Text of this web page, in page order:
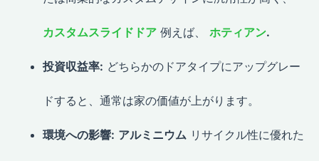
カスタムスライドドア 例えば、 ホティアン.
投資収益率: どちらかのドアタイプにアップグレー
ドすると、通常は家の価値が上がります。
環境への影響: アルミニウム リサイクル性に優れた